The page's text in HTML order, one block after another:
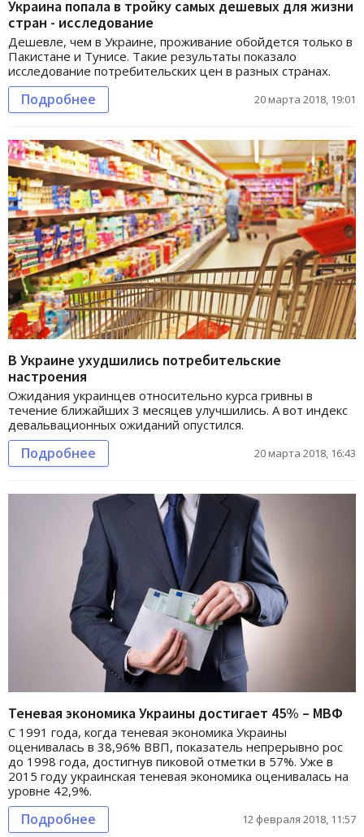
Украина попала в тройку самых дешевых для жизни
стран - исследование
Дешевле, чем в Украине, проживание обойдется только в
Пакистане и Тунисе. Такие результаты показало
исследование потребительских цен в разных странах.
Подробнее 20 марта 2018, 19:01
В Украине ухудшились потребительские
настроения
Ожидания украинцев относительно курса гривны в
течение ближайших 3 месяцев улучшились. А вот индекс
девальвационных ожиданий опустился.
Подробнее 20 марта 2018, 16:43
Теневая экономика Украины достигает 45% – МВФ
С 1991 года, когда теневая экономика Украины
оценивалась в 38,96% ВВП, показатель непрерывно рос
до 1998 года, достигнув пиковой отметки в 57%. Уже в
2015 году украинская теневая экономика оценивалась на
уровне 42,9%.
Подробнее 12 февраля 2018, 11:57